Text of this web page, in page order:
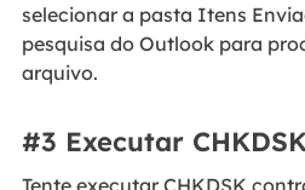
selecionar a pasta Itens
pesquisa do Outlook para
arquivo.
#3 Executar